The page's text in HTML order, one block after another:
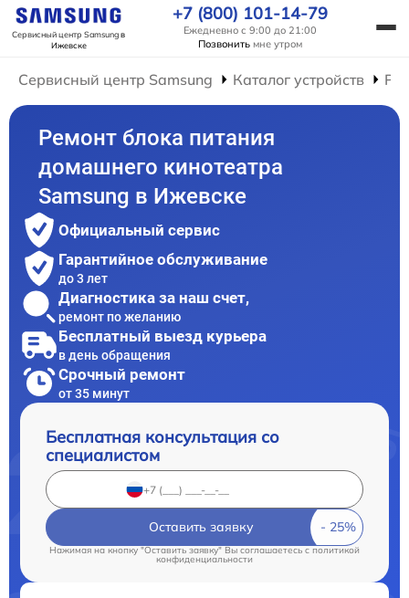
Сервисный центр Samsungв
Ижевске
+7 (800) 101-14-79
Ежедневно с 9:00 до 21:00
Позвонить мне утром
Сервисный центр Samsung Каталог устройств
Ремонт блока питания
домашнего кинотеатра
Samsung в Ижевске
Официальный сервис
Гарантийное обслуживание
до 3 лет
Диагностика за наш счет,
ремонт по желанию
Бесплатный выезд курьера
в день обращения
Срочный ремонт
от 35 минут
Бесплатная консультация со
специалистом
Оставить заявку
Нажимая на кнопку "Оставить заявку" Вы соглашаетесь c политикой
конфиденциальности